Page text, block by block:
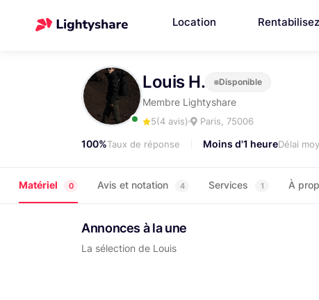
Location Rentabilisez
Louis H. Disponible
Membre Lightyshare
5(4 avis) Paris, 75006
100%Taux de réponse Moins d'1 heureDélai
Matériel 0 Avis et notation 4 Services 1 À
Annonces à la une
La sélection de Louis